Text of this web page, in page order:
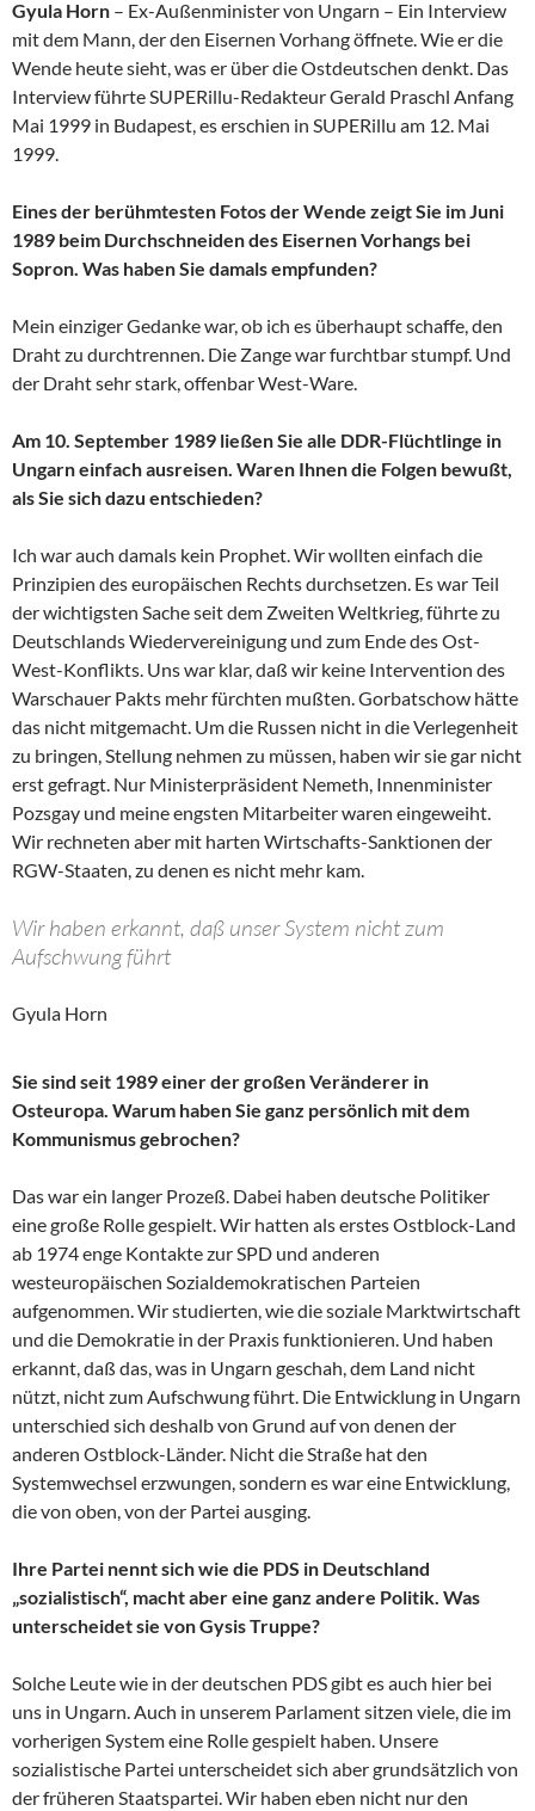
Gyula Horn – Ex-Außenminister von Ungarn – Ein Interview
mit dem Mann, der den Eisernen Vorhang öffnete. Wie er die
Wende heute sieht, was er über die Ostdeutschen denkt. Das
Interview führte SUPERillu-Redakteur Gerald Praschl Anfang
Mai 1999 in Budapest, es erschien in SUPERillu am 12. Mai
1999.
Eines der berühmtesten Fotos der Wende zeigt Sie im Juni
1989 beim Durchschneiden des Eisernen Vorhangs bei
Sopron. Was haben Sie damals empfunden?
Mein einziger Gedanke war, ob ich es überhaupt schaffe, den
Draht zu durchtrennen. Die Zange war furchtbar stumpf. Und
der Draht sehr stark, offenbar West-Ware.
Am 10. September 1989 ließen Sie alle DDR-Flüchtlinge in
Ungarn einfach ausreisen. Waren Ihnen die Folgen bewußt,
als Sie sich dazu entschieden?
Ich war auch damals kein Prophet. Wir wollten einfach die
Prinzipien des europäischen Rechts durchsetzen. Es war Teil
der wichtigsten Sache seit dem Zweiten Weltkrieg, führte zu
Deutschlands Wiedervereinigung und zum Ende des Ost-
West-Konflikts. Uns war klar, daß wir keine Intervention des
Warschauer Pakts mehr fürchten mußten. Gorbatschow hätte
das nicht mitgemacht. Um die Russen nicht in die Verlegenheit
zu bringen, Stellung nehmen zu müssen, haben wir sie gar nicht
erst gefragt. Nur Ministerpräsident Nemeth, Innenminister
Pozsgay und meine engsten Mitarbeiter waren eingeweiht.
Wir rechneten aber mit harten Wirtschafts-Sanktionen der
RGW-Staaten, zu denen es nicht mehr kam.
Wir haben erkannt, daß unser System nicht zum
Aufschwung führt
Gyula Horn
Sie sind seit 1989 einer der großen Veränderer in
Osteuropa. Warum haben Sie ganz persönlich mit dem
Kommunismus gebrochen?
Das war ein langer Prozeß. Dabei haben deutsche Politiker
eine große Rolle gespielt. Wir hatten als erstes Ostblock-Land
ab 1974 enge Kontakte zur SPD und anderen
westeuropäischen Sozialdemokratischen Parteien
aufgenommen. Wir studierten, wie die soziale Marktwirtschaft
und die Demokratie in der Praxis funktionieren. Und haben
erkannt, daß das, was in Ungarn geschah, dem Land nicht
nützt, nicht zum Aufschwung führt. Die Entwicklung in Ungarn
unterschied sich deshalb von Grund auf von denen der
anderen Ostblock-Länder. Nicht die Straße hat den
Systemwechsel erzwungen, sondern es war eine Entwicklung,
die von oben, von der Partei ausging.
Ihre Partei nennt sich wie die PDS in Deutschland
„sozialistisch“, macht aber eine ganz andere Politik. Was
unterscheidet sie von Gysis Truppe?
Solche Leute wie in der deutschen PDS gibt es auch hier bei
uns in Ungarn. Auch in unserem Parlament sitzen viele, die im
vorherigen System eine Rolle gespielt haben. Unsere
sozialistische Partei unterscheidet sich aber grundsätzlich von
der früheren Staatspartei. Wir haben eben nicht nur den